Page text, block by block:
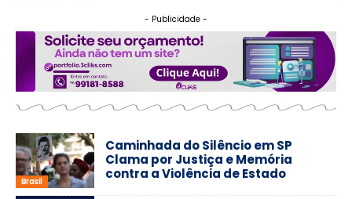
- Publicidade -
Brasil
Caminhada do Silêncio em SP
Clama por Justiça e Memória
contra a Violência de Estado